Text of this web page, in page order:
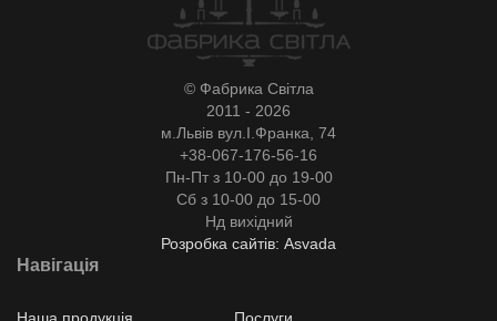
© Фабрика Світла
2011 - 2026
м.Львів вул.І.Франка, 74
+38-067-176-56-16
Пн-Пт з 10-00 до 19-00
Сб з 10-00 до 15-00
Нд вихідний
Розробка сайтів: Asvada
Навігація